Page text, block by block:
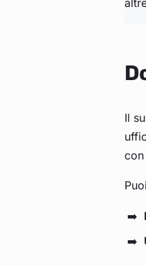
Il